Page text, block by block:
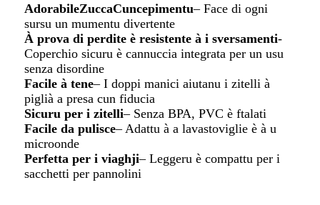
AdorabileZuccaCuncepimentu– Face di ogni
sursu un mumentu divertente
À prova di perdite è resistente à i sversamenti-
Coperchio sicuru è cannuccia integrata per un usu
senza disordine
Facile à tene– I doppi manici aiutanu i zitelli à
piglià a presa cun fiducia
Sicuru per i zitelli– Senza BPA, PVC è ftalati
Facile da pulisce– Adattu à a lavastoviglie è à u
microonde
Perfetta per i viaghji– Leggeru è compattu per i
sacchetti per pannolini